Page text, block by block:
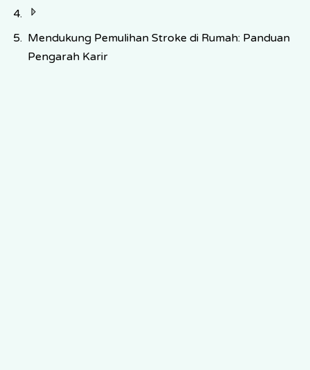
Mendukung Pemulihan Stroke di Rumah: Panduan
Pengarah Karir